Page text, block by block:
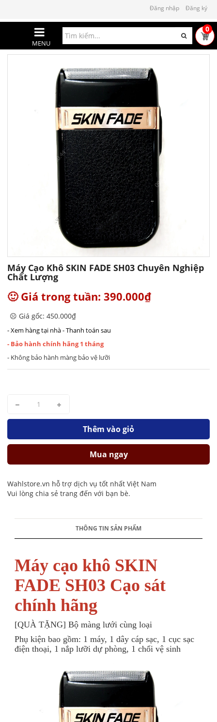
Đăng nhập Đăng ký
MENU
0
Máy Cạo Khô SKIN FADE SH03 Chuyên Nghiệp
Chất Lượng
🙂 Giá trong tuần: 390.000₫
☹️ Giá gốc: 450.000₫
- Xem hàng tại nhà - Thanh toán sau
- Bảo hành chính hãng 1 tháng
- Không bảo hành màng bảo vệ lưỡi
Thêm vào giỏ
Mua ngay
Wahlstore.vn hỗ trợ dịch vụ tốt nhất Việt Nam
Vui lòng chia sẻ trang đến với bạn bè.
THÔNG TIN SẢN PHẨM
Máy cạo khô SKIN
FADE SH03 Cạo sát
chính hãng
[QUÀ TẶNG] Bộ màng lưới cùng loại
Phụ kiện bao gồm: 1 máy, 1 dây cáp sạc, 1 cục sạc
điện thoại, 1 nắp lưỡi dự phòng, 1 chổi vệ sinh